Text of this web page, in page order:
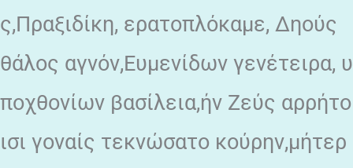
ς,Πραξιδίκη, ερατοπλόκαμε, Δηούς
θάλος αγνόν,Ευμενίδων γενέτειρα, υ
ποχθονίων βασίλεια,ήν Ζεύς αρρήτο
ισι γοναίς τεκνώσατο κούρην,μήτερ